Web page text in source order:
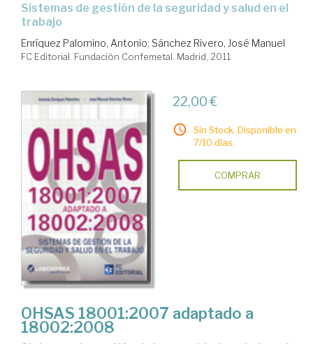
sistemas de gestión de la seguridad y salud en el
trabajo
Enríquez Palomino, Antonio; Sánchez Rivero, José Manuel
FC Editorial. Fundación Confemetal. Madrid, 2011
22,00 €
Sin Stock. Disponible en
7/10 días.
COMPRAR
OHSAS 18001:2007 adaptado a
18002:2008